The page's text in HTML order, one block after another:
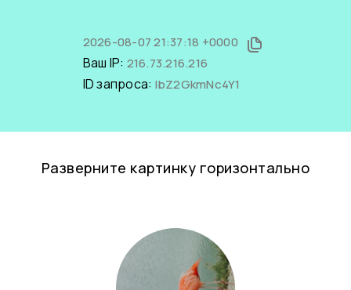
2026-08-07 21:37:18 +0000
Ваш IP: 216.73.216.216
ID запроса: IbZ2GkmNc4Y1
Разверните картинку горизонтально